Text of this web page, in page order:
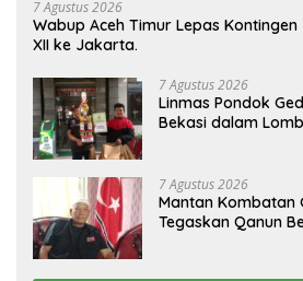
7 Agustus 2026
Wabup Aceh Timur Lepas
XII ke Jakarta.
7 Agustus 2026
Linmas Pondok
Bekasi dalam
7 Agustus 2026
Mantan Kombatan
Tegaskan Qanun